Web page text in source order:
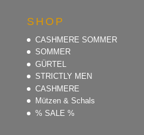
SHOP
CASHMERE SOMMER
SOMMER
GÜRTEL
STRICTLY MEN
CASHMERE
Mützen & Schals
% SALE %